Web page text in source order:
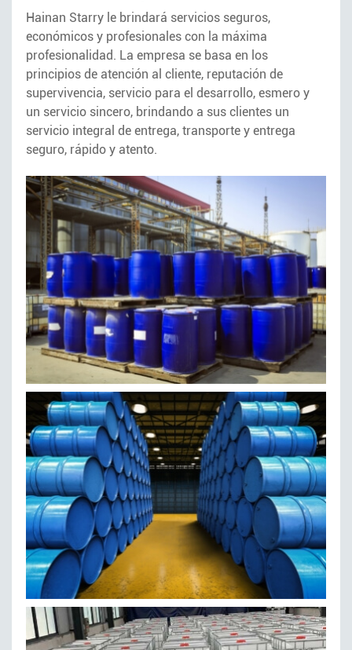
Hainan Starry le brindará servicios seguros,
económicos y profesionales con la máxima
profesionalidad. La empresa se basa en los
principios de atención al cliente, reputación de
supervivencia, servicio para el desarrollo, esmero y
un servicio sincero, brindando a sus clientes un
servicio integral de entrega, transporte y entrega
seguro, rápido y atento.